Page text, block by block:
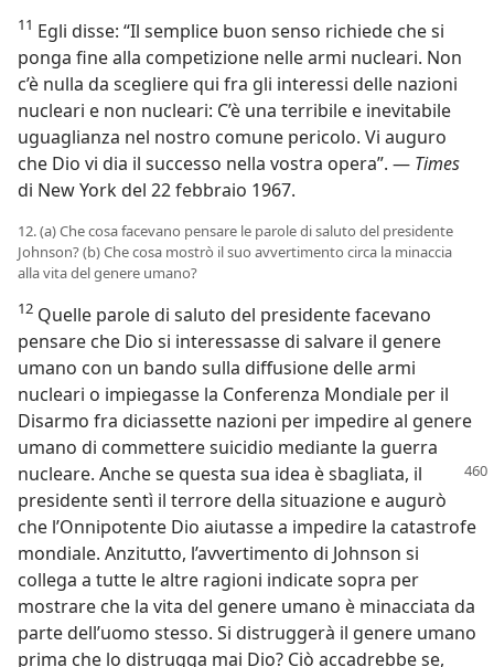
11 Egli disse: “Il semplice buon senso richiede che si
ponga fine alla competizione nelle armi nucleari. Non
c’è nulla da scegliere qui fra gli interessi delle nazioni
nucleari e non nucleari: C’è una terribile e inevitabile
uguaglianza nel nostro comune pericolo. Vi auguro
che Dio vi dia il successo nella vostra opera”. — Times
di New York del 22 febbraio 1967.
12. (a) Che cosa facevano pensare le parole di saluto del presidente
Johnson? (b) Che cosa mostrò il suo avvertimento circa la minaccia
alla vita del genere umano?
12 Quelle parole di saluto del presidente facevano
pensare che Dio si interessasse di salvare il genere
umano con un bando sulla diffusione delle armi
nucleari o impiegasse la Conferenza Mondiale per il
Disarmo fra diciassette nazioni per impedire al genere
umano di commettere suicidio mediante la guerra
nucleare. Anche sequesta sua idea è sbagliata, il
presidente sentì il terrore della situazione e augurò
che l’Onnipotente Dio aiutasse a impedire la catastrofe
mondiale. Anzitutto, l’avvertimento di Johnson si
collega a tutte le altre ragioni indicate sopra per
mostrare che la vita del genere umano è minacciata da
parte dell’uomo stesso. Si distruggerà il genere umano
prima che lo distrugga mai Dio? Ciò accadrebbe se,